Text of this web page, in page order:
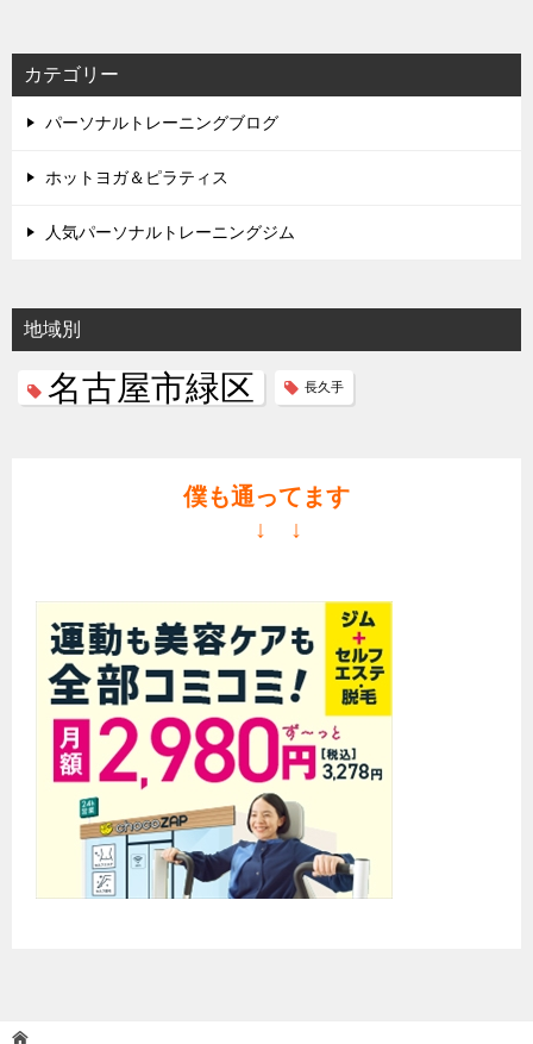
ビ
ゲ
ー
シ
カテゴリー
パーソナルトレーニングブログ
ホットヨガ＆ピラティス
人気パーソナルトレーニングジム
地域別
名古屋市緑区 長久手
僕も通ってます
↓ ↓